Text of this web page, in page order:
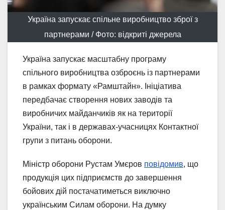
Україна запускає спільне виробництво зброї з
партнерами / Фото: відкриті джерела
Україна запускає масштабну програму
спільного виробництва озброєнь із партнерами
в рамках формату «Рамштайн». Ініціатива
передбачає створення нових заводів та
виробничих майданчиків як на території
України, так і в державах-учасницях Контактної
групи з питань оборони.
Міністр оборони Рустам Умєров повідомив, що
продукція цих підприємств до завершення
бойових дій постачатиметься виключно
українським Силам оборони. На думку